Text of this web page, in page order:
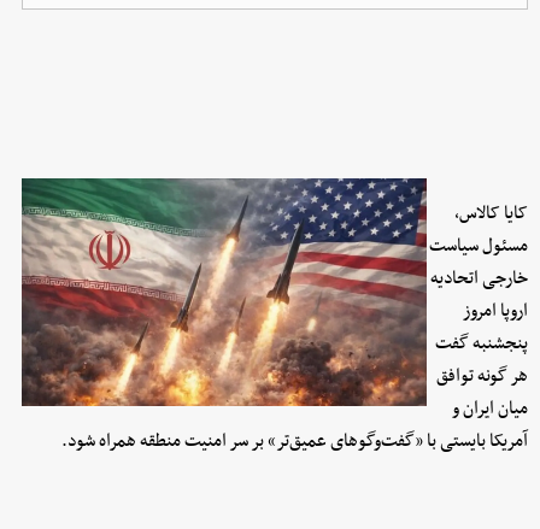
کایا کالاس،
مسئول سیاست
خارجی اتحادیه
اروپا امروز
پنجشنبه گفت
هر گونه توافق
میان ایران و
آمریکا بایستی با «گفت‌وگوهای عمیق‌تر» بر سر امنیت منطقه همراه شود.